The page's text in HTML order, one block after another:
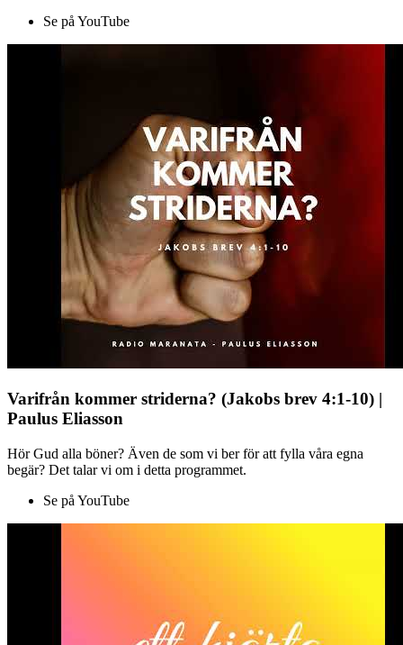
Se på YouTube
Varifrån kommer striderna? (Jakobs brev 4:1-10) |
Paulus Eliasson
Hör Gud alla böner? Även de som vi ber för att fylla våra egna
begär? Det talar vi om i detta programmet.
Se på YouTube